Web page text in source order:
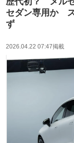
セダン専用か
ず
2026.04.22 07:47掲載